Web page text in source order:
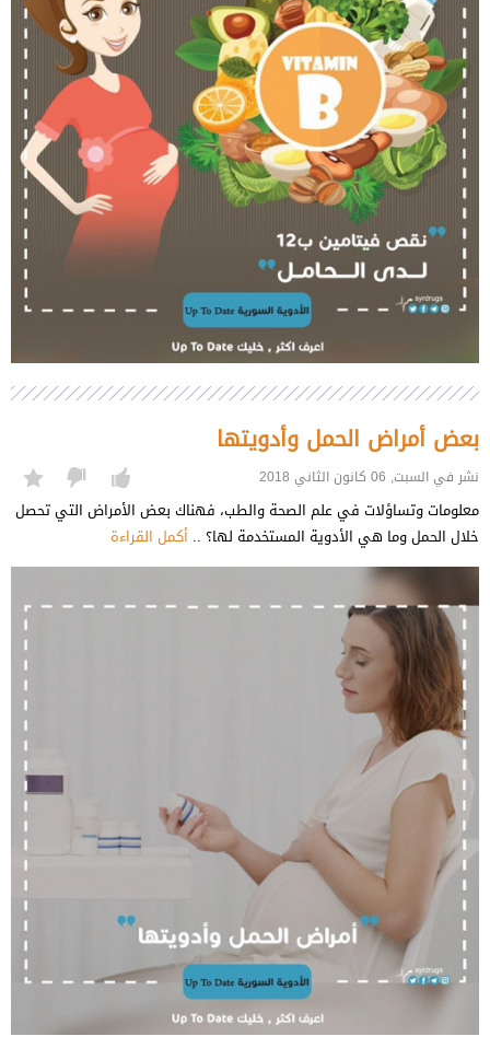
بعض أمراض الحمل وأدويتها
نشر في السبت, 06 كانون الثاني 2018
معلومات وتساؤلات في علم الصحة والطب، فهناك بعض الأمراض التي تحصل
خلال الحمل وما هي الأدوية المستخدمة لها؟ .. أكمل القراءة